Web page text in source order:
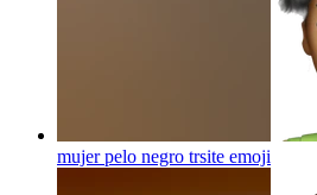
mujer pelo negro trsite emoji